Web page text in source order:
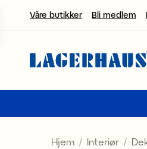
Våre butikker Bli medlem
velg språk / valuta
FI / EUR
NO / NKR
Hjem Interiør